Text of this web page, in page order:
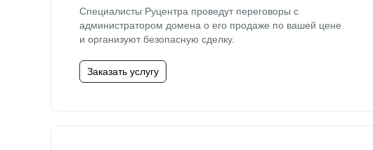
Специалисты Руцентра проведут переговоры с
администратором домена о его продаже по вашей цене
и организуют безопасную сделку.
Заказать услугу